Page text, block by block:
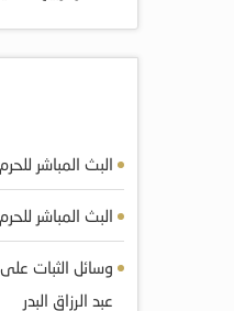
البث المباشر
البث المباشر
وسائل الثبات
عبد الرزاق البدر